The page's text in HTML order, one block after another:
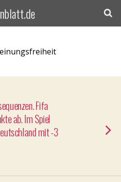
Fifa
ab. Im Spiel
mit -3